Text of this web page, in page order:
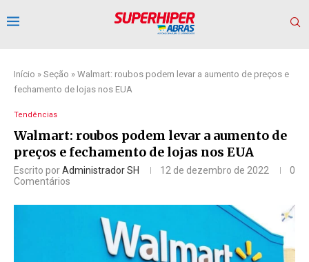
Início » Seção » Walmart: roubos podem levar a aumento de preços e
fechamento de lojas nos EUA
Tendências
Walmart: roubos podem levar a aumento de
preços e fechamento de lojas nos EUA
Escrito porAdministrador SH 12 de dezembro de 2022
0
Comentários